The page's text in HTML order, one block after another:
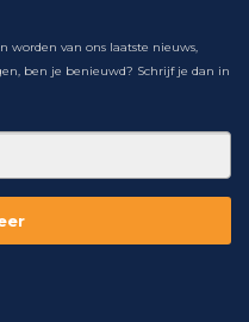
worden van ons laatste nieuws,
ben je benieuwd? Schrijf je dan in